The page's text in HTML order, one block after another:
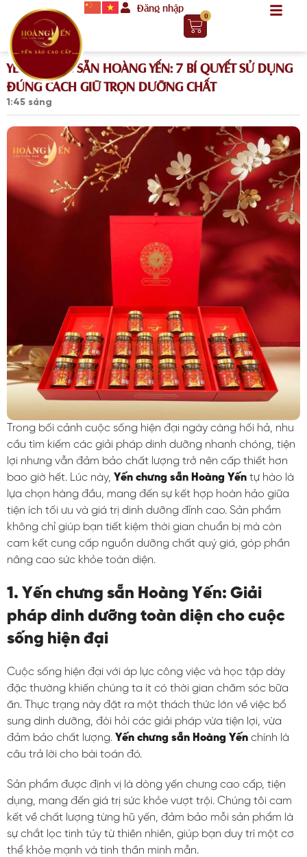
Đăng nhập
0
YẾN CHƯNG SẴN HOÀNG YẾN: 7 BÍ QUYẾT SỬ DỤNG
ĐÚNG CÁCH GIỮ TRỌN DƯỠNG CHẤT
1:45 sáng
Trong bối cảnh cuộc sống hiện đại ngày càng hối hả, nhu
cầu tìm kiếm các giải pháp dinh dưỡng nhanh chóng, tiện
lợi nhưng vẫn đảm bảo chất lượng trở nên cấp thiết hơn
bao giờ hết. Lúc này, Yến chưng sẵn Hoàng Yến tự hào là
lựa chọn hàng đầu, mang đến sự kết hợp hoàn hảo giữa
tiện ích tối ưu và giá trị dinh dưỡng đỉnh cao. Sản phẩm
không chỉ giúp bạn tiết kiệm thời gian chuẩn bị mà còn
cam kết cung cấp nguồn dưỡng chất quý giá, góp phần
nâng cao sức khỏe toàn diện.
1. Yến chưng sẵn Hoàng Yến: Giải
pháp dinh dưỡng toàn diện cho cuộc
sống hiện đại
Cuộc sống hiện đại với áp lực công việc và học tập dày
đặc thường khiến chúng ta ít có thời gian chăm sóc bữa
ăn. Thực trạng này đặt ra một thách thức lớn về việc bổ
sung dinh dưỡng, đòi hỏi các giải pháp vừa tiện lợi, vừa
đảm bảo chất lượng. Yến chưng sẵn Hoàng Yến chính là
câu trả lời cho bài toán đó.
Sản phẩm được định vị là dòng yến chưng cao cấp, tiện
dụng, mang đến giá trị sức khỏe vượt trội. Chúng tôi cam
kết về chất lượng từng hũ yến, đảm bảo mỗi sản phẩm là
sự chắt lọc tinh túy từ thiên nhiên, giúp bạn duy trì một cơ
thể khỏe mạnh và tinh thần minh mẫn.